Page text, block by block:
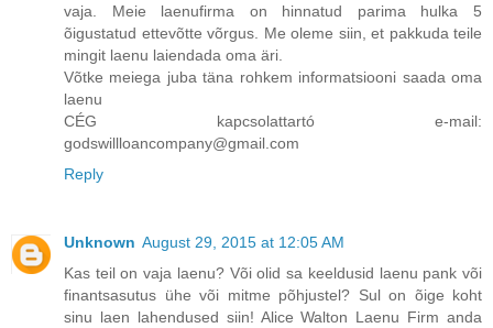
vaja. Meie laenufirma on hinnatud parima hulka 5
õigustatud ettevõtte võrgus. Me oleme siin, et pakkuda teile
mingit laenu laiendada oma äri.
Võtke meiega juba täna rohkem informatsiooni saada oma
laenu
CÉG kapcsolattartó e-mail:
godswillloancompany@gmail.com
Reply
Unknown August 29, 2015 at 12:05 AM
Kas teil on vaja laenu? Või olid sa keeldusid laenu pank või
finantsasutus ühe või mitme põhjustel? Sul on õige koht
sinu laen lahendused siin! Alice Walton Laenu Firm anda